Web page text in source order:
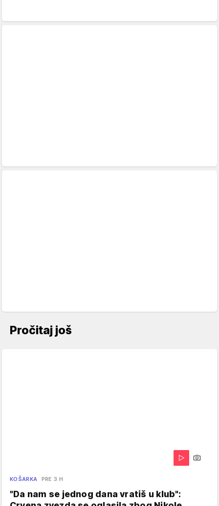
Pročitaj još
KOŠARKA PRE 3 H
"Da nam se jednog dana vratiš u klub":